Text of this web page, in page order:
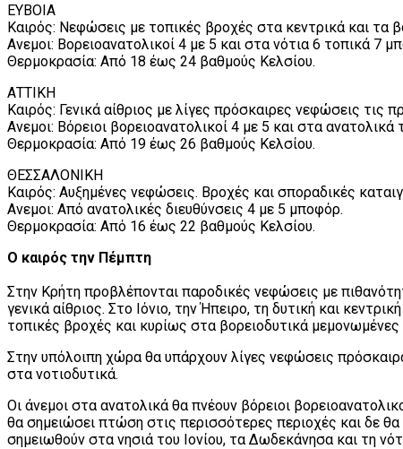
ΕΥΒΟΙΑ
Καιρός: Νεφώσεις με τοπικές βροχές στα κεντρικά και τα
Ανεμοι: Βορειοανατολικοί 4 με 5 και στα νότια 6 τοπικά 7
Θερμοκρασία: Από 18 έως 24 βαθμούς Κελσίου.
ΑΤΤΙΚΗ
Καιρός: Γενικά αίθριος με λίγες πρόσκαιρες νεφώσεις τις
Ανεμοι: Βόρειοι βορειοανατολικοί 4 με 5 και στα
Θερμοκρασία: Από 19 έως 26 βαθμούς Κελσίου.
ΘΕΣΣΑΛΟΝΙΚΗ
Καιρός: Αυξημένες νεφώσεις. Βροχές και σποραδικές
Ανεμοι: Από ανατολικές διευθύνσεις 4 με 5 μποφόρ.
Θερμοκρασία: Από 16 έως 22 βαθμούς Κελσίου.
Ο καιρός την Πέμπτη
Στην Κρήτη προβλέπονται παροδικές νεφώσεις με
γενικά αίθριος. Στο Ιόνιο, την Ήπειρο, τη δυτική και
τοπικές βροχές και κυρίως στα βορειοδυτικά μεμονωμένες
Στην υπόλοιπη χώρα θα υπάρχουν λίγες νεφώσεις
στα νοτιοδυτικά.
Οι άνεμοι στα ανατολικά θα πνέουν βόρειοι
θα σημειώσει πτώση στις περισσότερες περιοχές και δε
σημειωθούν στα νησιά του Ιονίου, τα Δωδεκάνησα και τη